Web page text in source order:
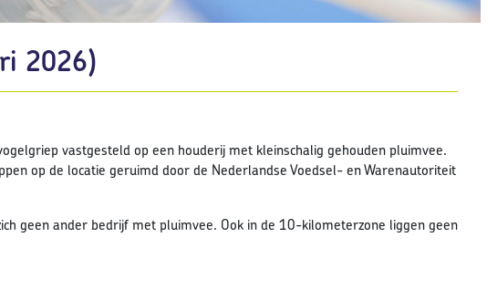
2026)
vastgesteld op een houderij met kleinschalig gehouden pluimvee.
op de locatie geruimd door de Nederlandse Voedsel- en Warenautoriteit
geen ander bedrijf met pluimvee. Ook in de 10-kilometerzone liggen geen